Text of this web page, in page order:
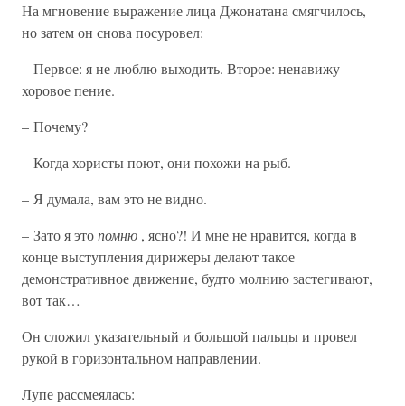
На мгновение выражение лица Джонатана смягчилось,
но затем он снова посуровел:
– Первое: я не люблю выходить. Второе: ненавижу
хоровое пение.
– Почему?
– Когда хористы поют, они похожи на рыб.
– Я думала, вам это не видно.
– Зато я этопомню , ясно?! И мне не нравится, когда в
конце выступления дирижеры делают такое
демонстративное движение, будто молнию застегивают,
вот так…
Он сложил указательный и большой пальцы и провел
рукой в горизонтальном направлении.
Лупе рассмеялась: